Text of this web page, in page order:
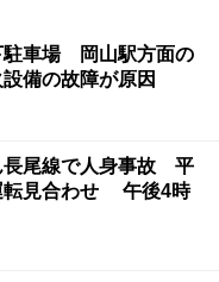
駐車場 岡山駅方面の
備の故障が原因
長尾線で人身事故 平
転見合わせ 午後4時